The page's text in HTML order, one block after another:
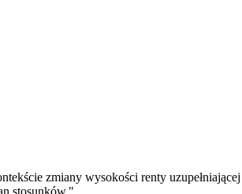
zmiany wysokości renty
stosunków."